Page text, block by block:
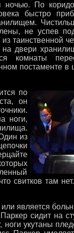
По
быстро
не успев
таинственной
на двери
комнаты
постаменте в
по
он
ноги,
из
свитков там
является
сидит на
укутаны